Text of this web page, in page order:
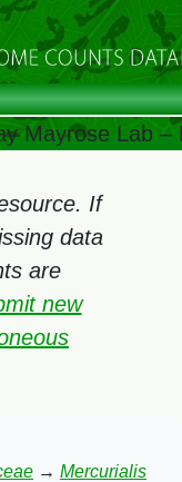
Mayrose Lab –
If
data
are
new
→ Mercurialis